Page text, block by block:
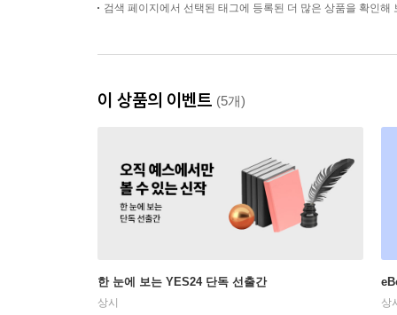
검색 페이지에서 선택된 태그에 등록된 더 많은 상품을 확인해
이 상품의 이벤트 (5개)
한 눈에 보는 YES24 단독 선출간
상시 상